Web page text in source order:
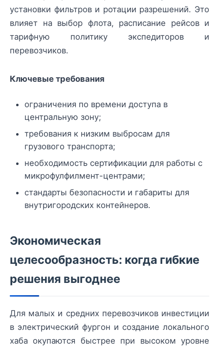
установки фильтров и ротации разрешений. Это
влияет на выбор флота, расписание рейсов и
тарифную политику экспедиторов и
перевозчиков.
Ключевые требования
ограничения по времени доступа в
центральную зону;
требования к низким выбросам для
грузового транспорта;
необходимость сертификации для работы с
микрофулфилмент-центрами;
стандарты безопасности и габариты для
внутригородских контейнеров.
Экономическая
целесообразность: когда гибкие
решения выгоднее
Для малых и средних перевозчиков инвестиции
в электрический фургон и создание локального
хаба окупаются быстрее при высоком уровне